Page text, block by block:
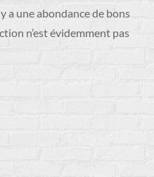
a une abondance de bons
n’est évidemment pas